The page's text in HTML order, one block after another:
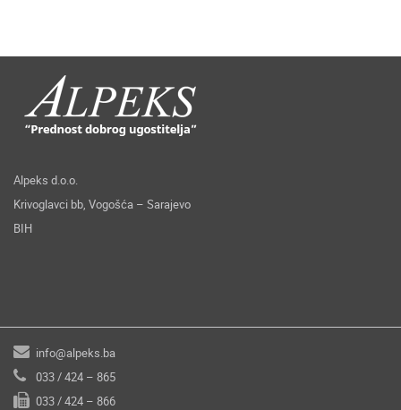
Alpeks d.o.o.
Krivoglavci bb, Vogošća – Sarajevo
BIH
info@alpeks.ba
033 / 424 – 865
033 / 424 – 866